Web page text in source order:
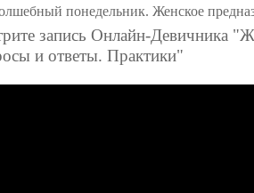
понедельник. Женское
запись Онлайн-Девичника
и ответы. Практики"